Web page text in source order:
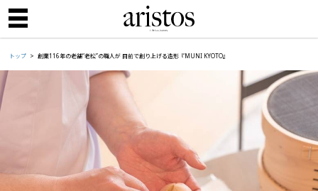
トップ 創業116年の老舗“老松”の職人が 目前で創り上げる造形『MUNI KYOTO』